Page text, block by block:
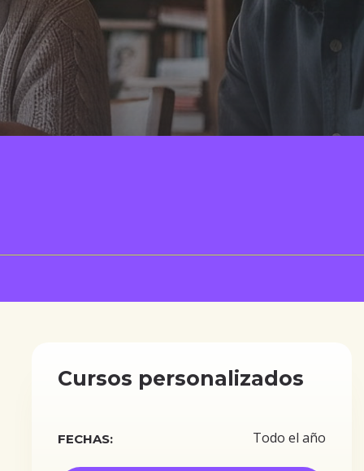
Cursos personalizados
FECHAS: Todo el año